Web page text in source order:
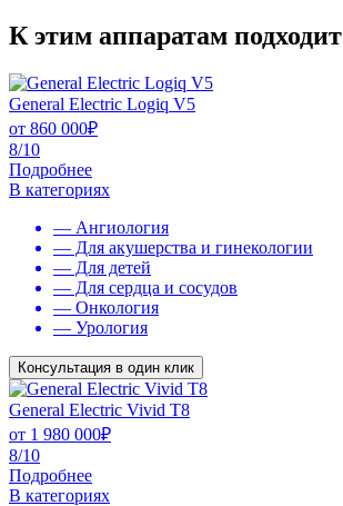
К этим аппаратам подходит
General Electric Logiq V5
от 860 000₽
8/10
Подробнее
В категориях
— Ангиология
— Для акушерства и гинекологии
— Для детей
— Для сердца и сосудов
— Онкология
— Урология
Консультация в один клик
General Electric Vivid T8
от 1 980 000₽
8/10
Подробнее
В категориях